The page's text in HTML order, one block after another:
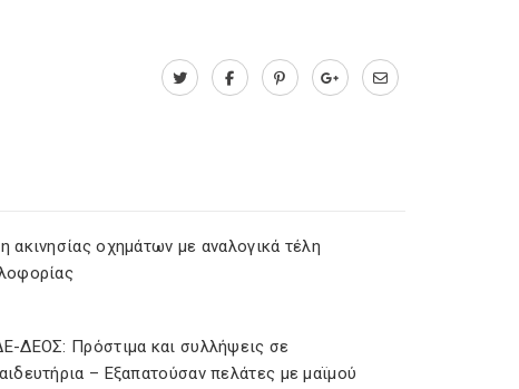
ακινησίας οχημάτων με αναλογικά τέλη
ΔΕΟΣ: Πρόστιμα και συλλήψεις σε
– Εξαπατούσαν πελάτες με μαϊμού